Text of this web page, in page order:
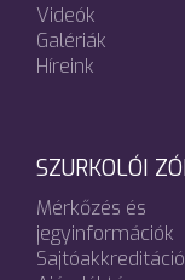
Videók
Galériák
Híreink
SZURKOLÓI
Mérkőzés és
jegyinformációk
Sajtóakkreditáció